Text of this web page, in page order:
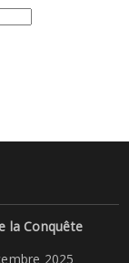
la Conquête
2025